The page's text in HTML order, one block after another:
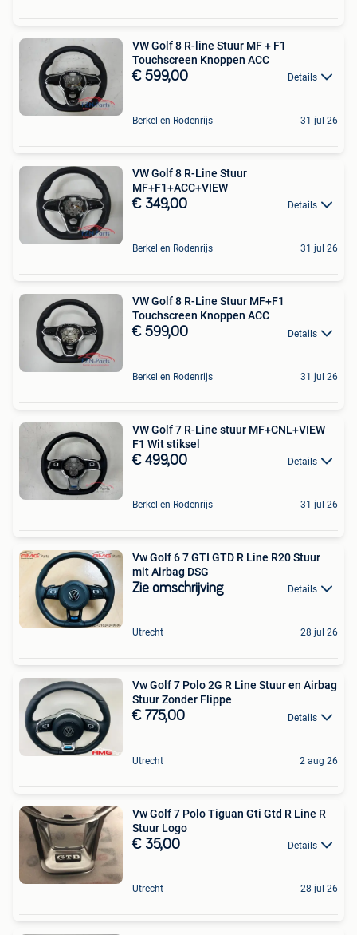
VW Golf 8 R-line Stuur MF + F1
Touchscreen Knoppen ACC
€ 599,00 Details
Berkel en Rodenrijs 31 jul 26
VW Golf 8 R-Line Stuur
MF+F1+ACC+VIEW
€ 349,00 Details
Berkel en Rodenrijs 31 jul 26
VW Golf 8 R-Line Stuur MF+F1
Touchscreen Knoppen ACC
€ 599,00 Details
Berkel en Rodenrijs 31 jul 26
VW Golf 7 R-Line stuur MF+CNL+VIEW
F1 Wit stiksel
€ 499,00 Details
Berkel en Rodenrijs 31 jul 26
Vw Golf 6 7 GTI GTD R Line R20 Stuur
mit Airbag DSG
Zie omschrijving Details
Utrecht 28 jul 26
Vw Golf 7 Polo 2G R Line Stuur en Airbag
Stuur Zonder Flippe
€ 775,00 Details
Utrecht 2 aug 26
Vw Golf 7 Polo Tiguan Gti Gtd R Line R
Stuur Logo
€ 35,00 Details
Utrecht 28 jul 26